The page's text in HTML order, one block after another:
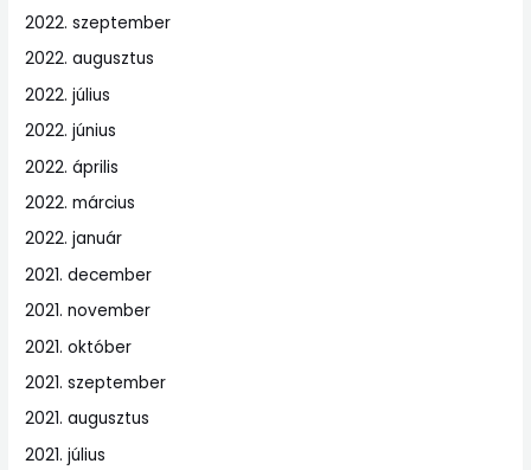
2022. szeptember
2022. augusztus
2022. július
2022. június
2022. április
2022. március
2022. január
2021. december
2021. november
2021. október
2021. szeptember
2021. augusztus
2021. július